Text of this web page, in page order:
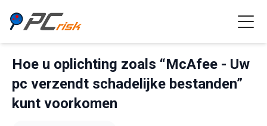
Hoe u oplichting zoals “McAfee - Uw
pc verzendt schadelijke bestanden”
kunt voorkomen